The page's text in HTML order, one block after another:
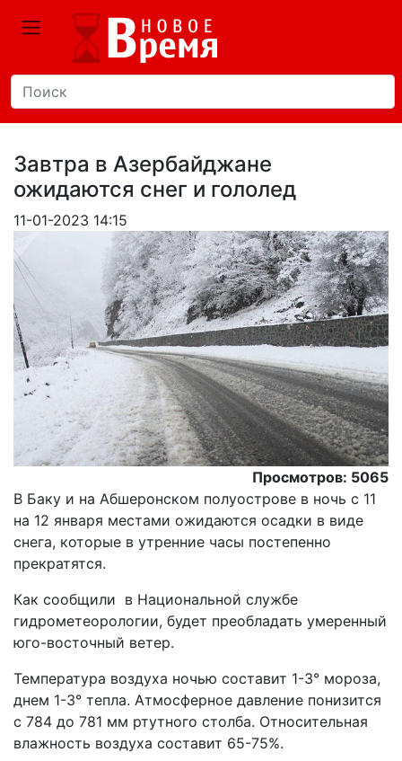
Завтра в Азербайджане
ожидаются снег и гололед
11-01-2023 14:15
Просмотров: 5065
В Баку и на Абшеронском полуострове в ночь с 11
на 12 января местами ожидаются осадки в виде
снега, которые в утренние часы постепенно
прекратятся.
Как сообщили в Национальной службе
гидрометеорологии, будет преобладать умеренный
юго-восточный ветер.
Температура воздуха ночью составит 1-3° мороза,
днем 1-3° тепла. Атмосферное давление понизится
с 784 до 781 мм ртутного столба. Относительная
влажность воздуха составит 65-75%.